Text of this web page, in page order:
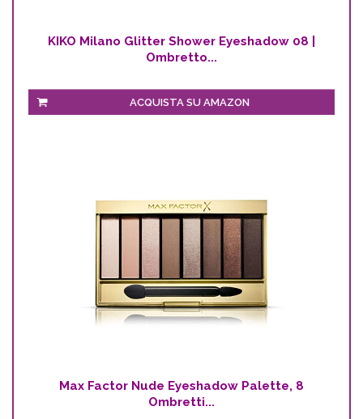
KIKO Milano Glitter Shower Eyeshadow 08 |
Ombretto...
ACQUISTA SU AMAZON
Max Factor Nude Eyeshadow Palette, 8
Ombretti...